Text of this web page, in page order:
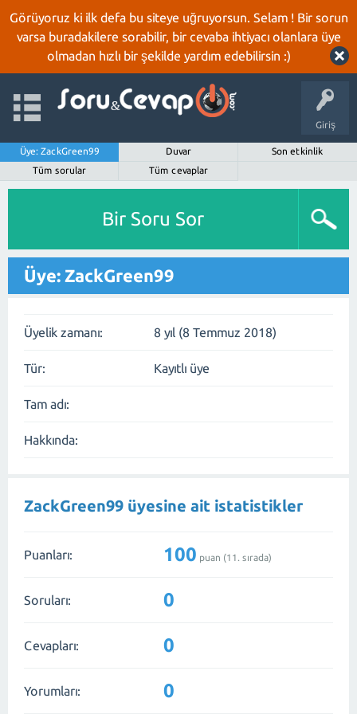
Görüyoruz ki ilk defa bu siteye uğruyorsun. Selam ! Bir sorun
varsa buradakilere sorabilir, bir cevaba ihtiyacı olanlara üye
olmadan hızlı bir şekilde yardım edebilirsin :)
Giriş
Üye: ZackGreen99 Duvar
Son etkinlik
Tüm sorular
Tüm cevaplar
Bir Soru Sor
Üye: ZackGreen99
Üyelik zamanı: 8 yıl (8 Temmuz 2018)
Tür: Kayıtlı üye
Tam adı:
Hakkında:
ZackGreen99 üyesine ait istatistikler
Puanları: 100 puan (11 . sırada)
Soruları: 0
Cevapları: 0
Yorumları: 0